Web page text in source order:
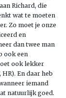
Richard, die
wat te moeten
Zo moet je onze
en
dan twee man
ook een
ook lekker
En daar heb
iemand
natuurlijk goed.